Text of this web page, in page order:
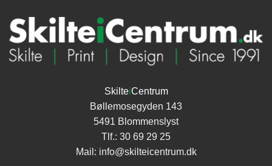
SkilteiCentrum
Bøllemosegyden 143
5491 Blommenslyst
Tlf.: 30 69 29 25
Mail: info@skilteicentrum.dk